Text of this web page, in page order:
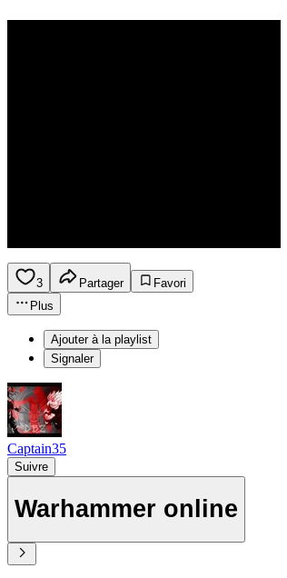
3 Partager
Favori
Plus
Ajouter à la playlist
Signaler
Captain35
Suivre
Warhammer online